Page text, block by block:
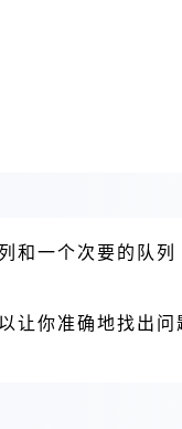
一个次要的队
你准确地找出问